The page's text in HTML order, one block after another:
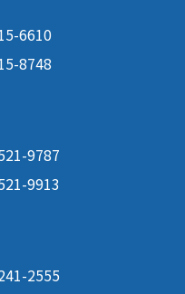
6610
8748
9787
9913
2555